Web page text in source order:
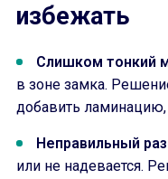
избежать
Слишком тонкий
в зоне замка.
добавить
Неправильный
или не надевается.